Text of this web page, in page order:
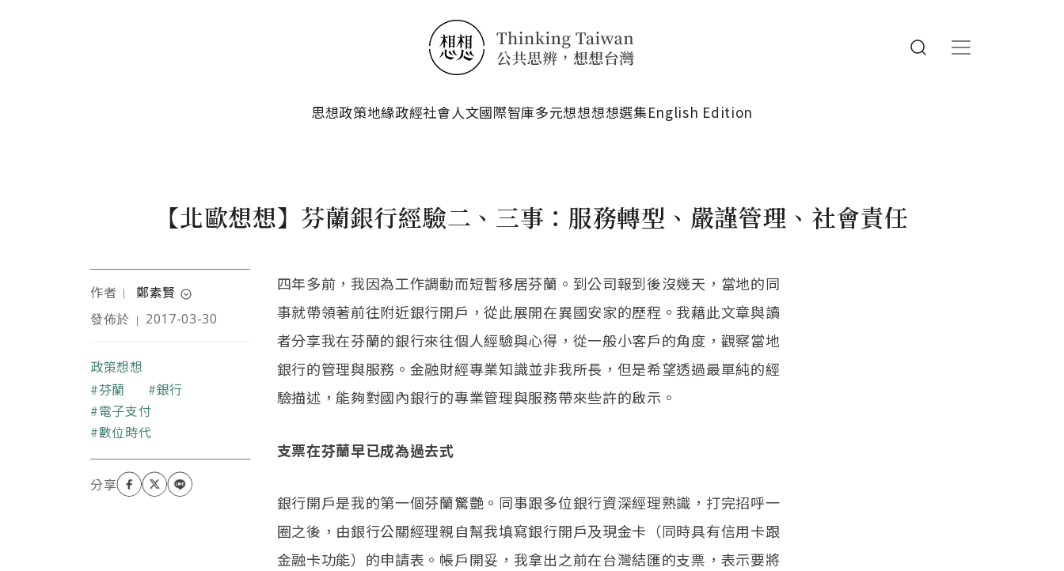
思想政策地緣政經社會人文國際智庫多元想想想想選集English Edition
【北歐想想】芬蘭銀行經驗二、三事：服務轉型、嚴謹管理、社會責任
作者 ｜ 鄭素賢 expand_circle_down
曾經旅居歐美各地，年紀
生活經驗省思台灣的現
況。
發佈於 ｜ 2017-03-30
政策想想
關鍵字
芬蘭
銀行
電子支付
數位時代
四年多前，我因為工作調動而短暫移居芬蘭。到公司報到後沒幾天，當地的同
事就帶領著前往附近銀行開戶，從此展開在異國安家的歷程。我藉此文章與讀
者分享我在芬蘭的銀行來往個人經驗與心得，從一般小客戶的角度，觀察當地
銀行的管理與服務。金融財經專業知識並非我所長，但是希望透過最單純的經
驗描述，能夠對國內銀行的專業管理與服務帶來些許的啟示。
支票在芬蘭早已成為過去式
銀行開戶是我的第一個芬蘭驚艷。同事跟多位銀行資深經理熟識，打完招呼一
圈之後，由銀行公關經理親自幫我填寫銀行開戶及現金卡（同時具有信用卡跟
金融卡功能）的申請表。帳戶開妥，我拿出之前在台灣結匯的支票，表示要將